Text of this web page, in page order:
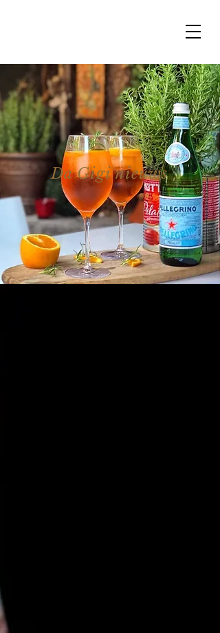
Da Gigi nieuws